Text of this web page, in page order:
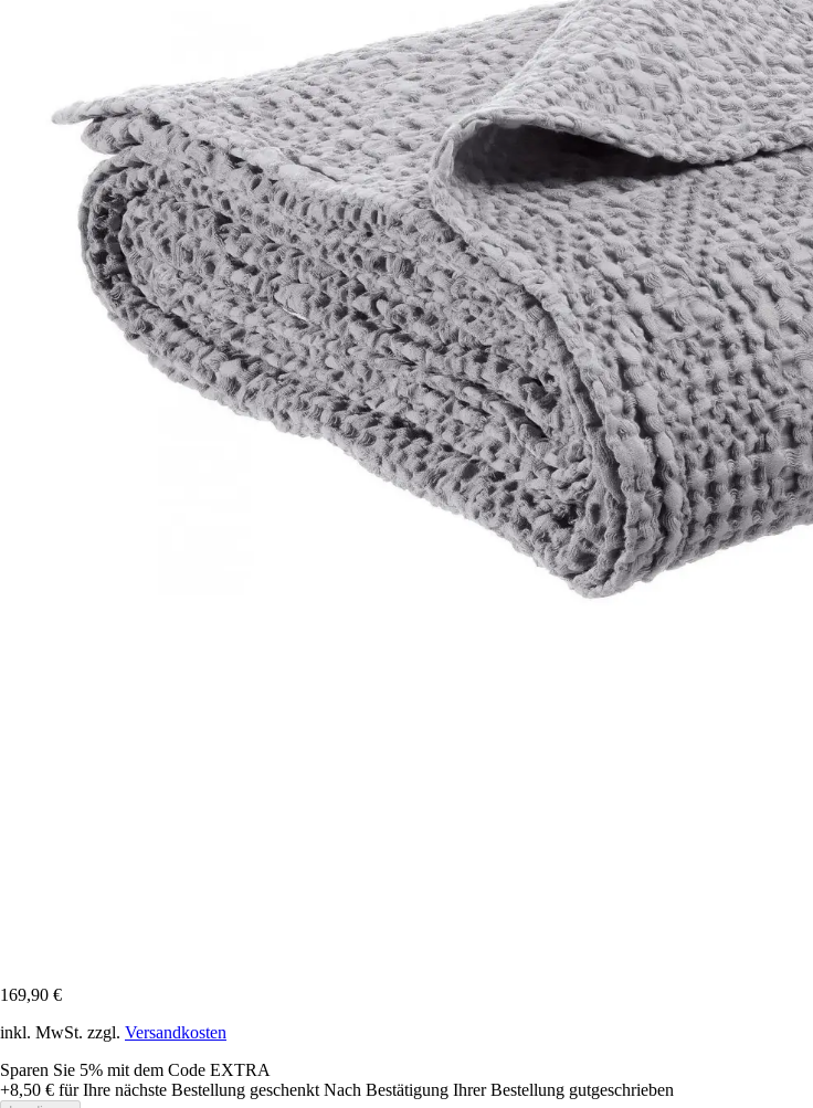
169,90 €
inkl. MwSt. zzgl. Versandkosten
Sparen Sie 5% mit dem Code EXTRA
+8,50 € für Ihre nächste Bestellung geschenkt Nach Bestätigung Ihrer Bestellung gutgeschrieben